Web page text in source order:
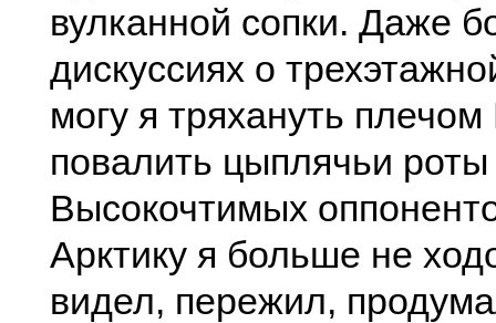
вулканной сопки. Даже
дискуссиях о
могу я тряхануть
повалить цыплячьи роты
Высокочтимых
Арктику я больше не
видел, пережил,